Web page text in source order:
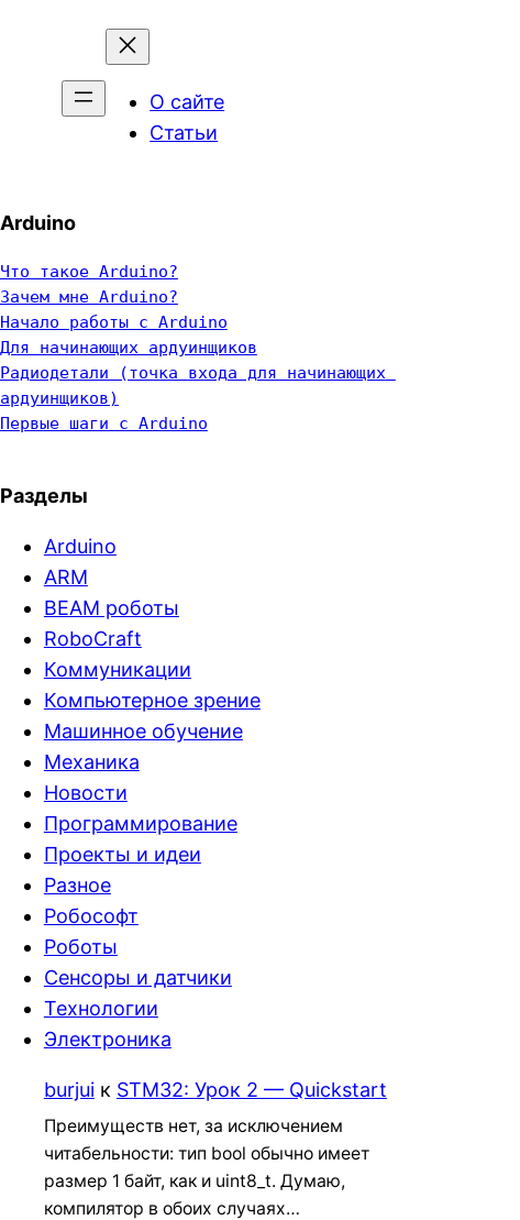
О сайте
Статьи
Arduino
Что такое Arduino?
Зачем мне Arduino?
Начало работы с Arduino
Для начинающих ардуинщиков
Радиодетали (точка входа для начинающих
ардуинщиков)
Первые шаги с Arduino
Разделы
Arduino
ARM
BEAM роботы
RoboCraft
Коммуникации
Компьютерное зрение
Машинное обучение
Механика
Новости
Программирование
Проекты и идеи
Разное
Робософт
Роботы
Сенсоры и датчики
Технологии
Электроника
burjuiк STM32: Урок 2 — Quickstart
Преимуществ нет, за исключением
читабельности: тип bool обычно имеет
размер 1 байт, как и uint8_t. Думаю,
компилятор в обоих случаях…